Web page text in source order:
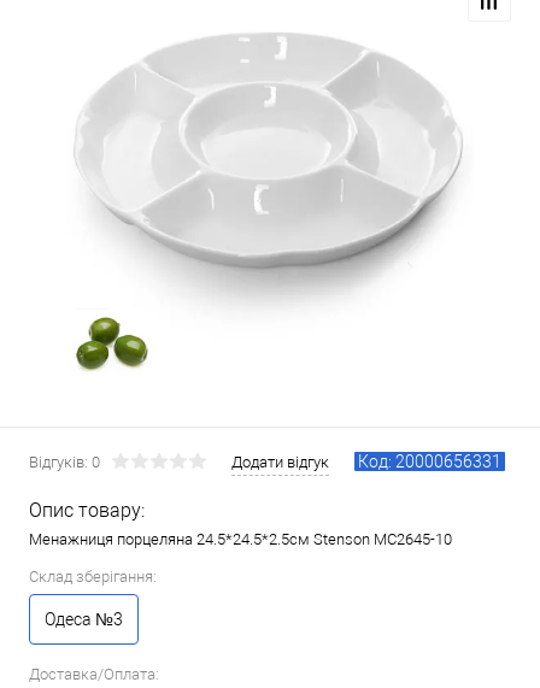
Відгуків: 0 Додати відгук Код: 20000656331
Опис товару:
Менажниця порцеляна 24.5*24.5*2.5см Stenson MC2645-10
Склад зберігання:
Одеса №3
Доставка/Оплата: